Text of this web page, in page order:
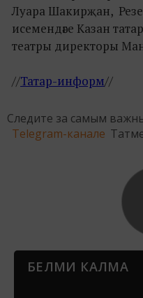
Луара Шакирҗан,
исемендәге Казан
театры директоры
//Татар-информ//
Следите за самым
Telegram-канале
БЕЛМИ КАЛМА